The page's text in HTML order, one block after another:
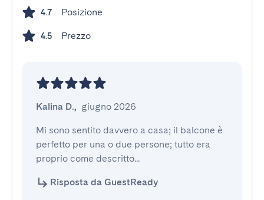
4.7 Posizione
4.5 Prezzo
Kalina D., giugno 2026
Mi sono sentito davvero a casa; il balcone è
perfetto per una o due persone; tutto era
proprio come descritto...
Risposta da GuestReady